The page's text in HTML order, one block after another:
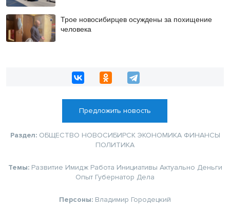
Трое новосибирцев осуждены за похищение
человека
Предложить новость
Раздел: ОБЩЕСТВО НОВОСИБИРСК ЭКОНОМИКА ФИНАНСЫ
ПОЛИТИКА
Темы: Развитие Имидж Работа Инициативы Актуально Деньги
Опыт Губернатор Дела
Персоны: Владимир Городецкий